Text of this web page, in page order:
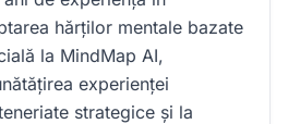
hărților mentale bazate
la MindMap AI,
experienței
strategice și la